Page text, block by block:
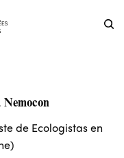
de Ecologistas en